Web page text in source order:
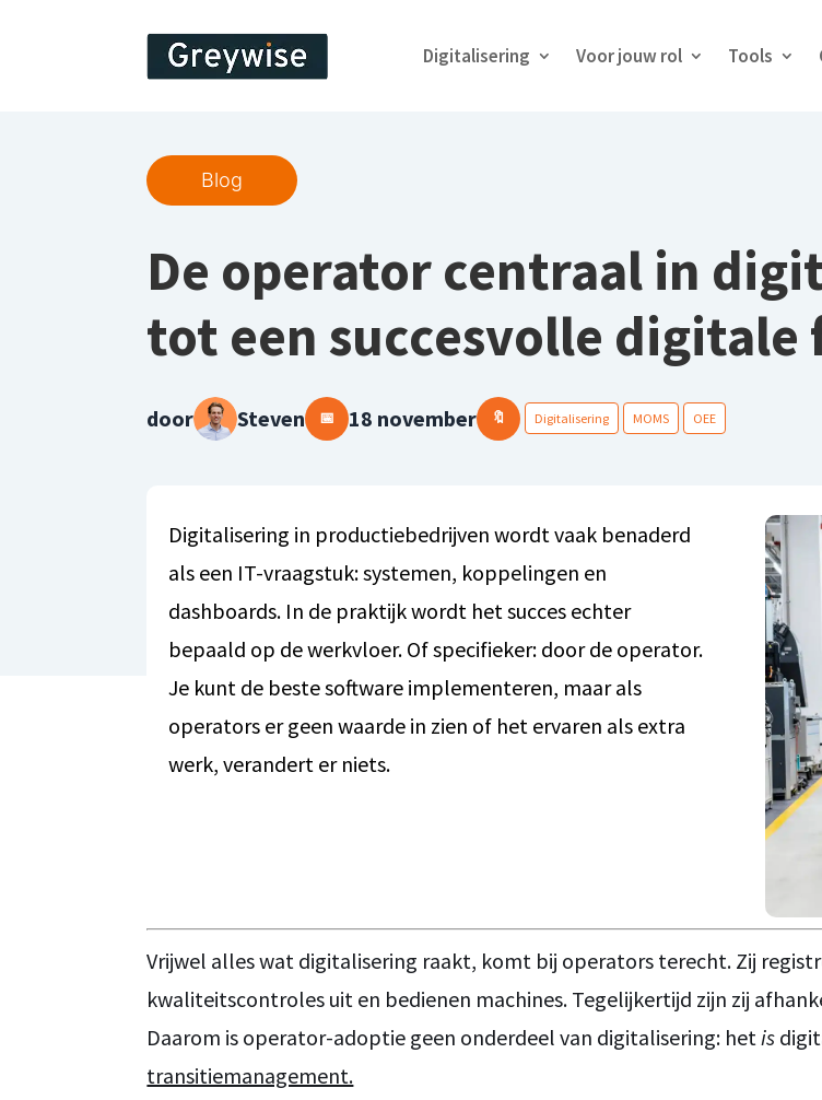
Digitalisering Voor jouw rol Tools
Blog
De operator centraal in
tot een succesvolle digitale
door Steven 📅 18 november 🔖 Digitalisering MOMS OEE
Digitalisering in productiebedrijven wordt vaak benaderd
als een IT-vraagstuk: systemen, koppelingen en
dashboards. In de praktijk wordt het succes echter
bepaald op de werkvloer. Of specifieker: door de operator.
Je kunt de beste software implementeren, maar als
operators er geen waarde in zien of het ervaren als extra
werk, verandert er niets.
Vrijwel alles wat digitalisering raakt, komt bij operators terecht. Zij
kwaliteitscontroles uit en bedienen machines. Tegelijkertijd zijn zij
Daarom is operator-adoptie geen onderdeel van digitalisering: het is
transitiemanagement.